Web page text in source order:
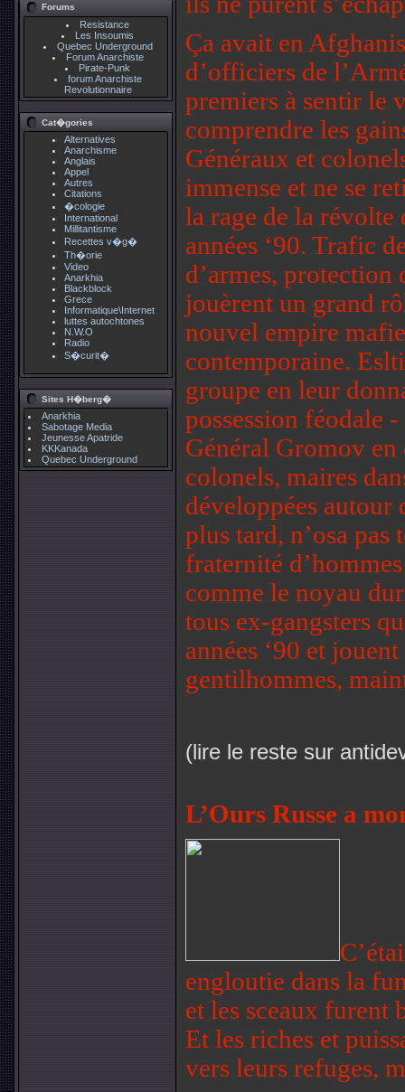
Forums
Resistance
Les Insoumis
Quebec Underground
Forum Anarchiste
Pirate-Punk
forum Anarchiste
Revolutionnaire
Cat�gories
Alternatives
Anarchisme
Anglais
Appel
Autres
Citations
�cologie
International
Millitantisme
Recettes v�g�
Th�orie
Video
Anarkhia
Blackblock
Grece
Informatique\Internet
luttes autochtones
N.W.O
Radio
S�curit�
Sites H�berg�
Anarkhia
Sabotage Media
Jeunesse Apatride
KKKanada
Quebec Underground
Ça avait en
d’officiers de
premiers à sentir le
comprendre les
Généraux et
immense et ne se
la rage de la révolte
années ‘90. Trafic
d’armes, protection
jouèrent un grand
nouvel empire
contemporaine.
groupe en leur
possession féodale
Général Gromov
colonels, maires
développées autour
plus tard, n’osa pas
fraternité
comme le noyau
tous ex-gangsters
années ‘90 et
gentilhommes,
(lire le reste sur
L’Ours Russe a
engloutie dans la
et les sceaux furent
Et les riches et
vers leurs refuges,